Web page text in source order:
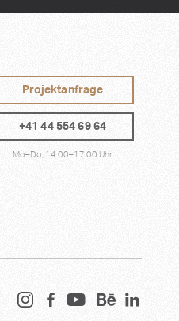
Projektanfrage
+41 44 554 69 64
Mo–Do, 14.00–17.00 Uhr